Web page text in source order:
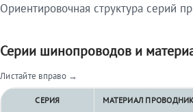
Ориентировочная структура серий
Серии шинопроводов и
Листайте вправо →
СЕРИЯ МАТЕРИАЛ